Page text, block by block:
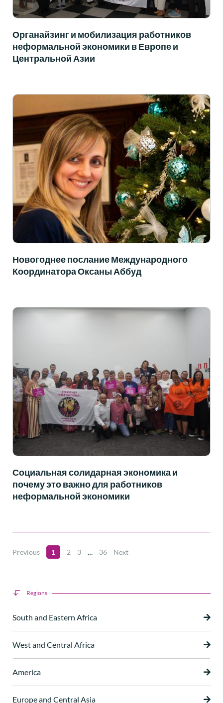
Органайзинг и мобилизация работников
неформальной экономики в Европе и
Центральной Азии
Новогоднее послание Международного
Координатора Оксаны Аббуд
Социальная солидарная экономика и
почему это важно для работников
неформальной экономики
Previous 1 2 3 … 36 Next
Regions
South and Eastern Africa
West and Central Africa
America
Europe and Central Asia